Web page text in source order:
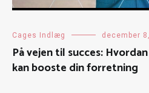
Cages Indlæg december
På vejen til succes:
kan booste din forretning